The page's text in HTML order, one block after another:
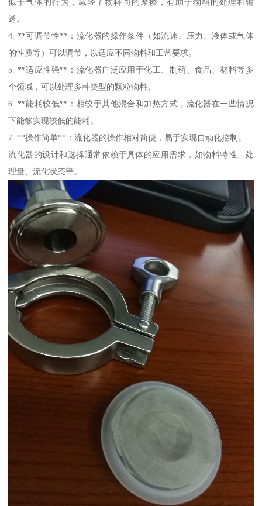
送。
4. **可调节性**：流化器的操作条件（如流速、压力、液体或气体
的性质等）可以调节，以适应不同物料和工艺要求。
5. **适应性强**：流化器广泛应用于化工、制药、食品、材料等多
个领域，可以处理多种类型的颗粒物料。
6. **能耗较低**：相较于其他混合和加热方式，流化器在一些情况
下能够实现较低的能耗。
7. **操作简单**：流化器的操作相对简便，易于实现自动化控制。
流化器的设计和选择通常依赖于具体的应用需求，如物料特性、处
理量、流化状态等。